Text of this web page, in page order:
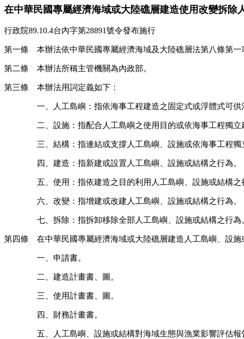
在中華民國專屬經濟海域或大陸礁層建造使用改變拆除
行政院89.10.4台內字第28891號令發布施行
第一條 本辦法依中華民國專屬經濟海域及大陸礁層法第八條第一
第二條 本辦法所稱主管機關為內政部。
第三條 本辦法用詞定義如下：
一、人工島嶼：指依海事工程建造之固定式或浮體式可供
二、設施：指配合人工島嶼之使用目的或依海事工程獨
三、結構：指連結或支撐人工島嶼、設施或依海事工程獨
四、建造：指新建或設置人工島嶼、設施或結構之行為。
五、使用：指依建造之目的利用人工島嶼、設施或結構之
六、改變：指增建或改建人工島嶼、設施或結構之行為。
七、拆除：指拆卸移除全部人工島嶼、設施或結構之行為
第四條 在中華民國專屬經濟海域或大陸礁層建造人工島嶼、設施
一、申請書。
二、建造計畫書、圖。
三、使用計畫書、圖。
四、財務計畫書。
五、人工島嶼、設施或結構對海域生態與漁業影響評估報